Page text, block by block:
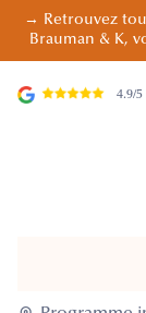
→ Retrouvez
Brauman & K,
4.9/